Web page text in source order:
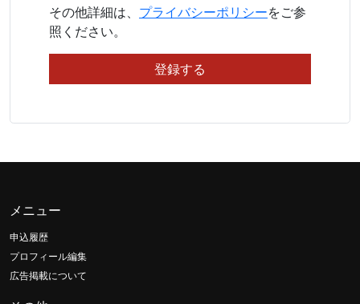
その他詳細は、 プライバシーポリシーをご参
照ください。
メニュー
申込履歴
プロフィール編集
広告掲載について